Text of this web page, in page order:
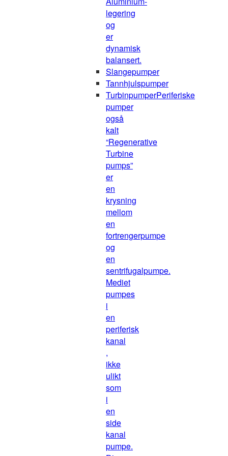
legering
og
er
dynamisk
balansert.
Slangepumper
Tannhjulspumper
TurbinpumperPeriferiske
pumper
også
kalt
“Regenerative
Turbine
pumps”
er
en
krysning
mellom
en
fortrengerpumpe
og
en
sentrifugalpumpe.
Mediet
pumpes
i
en
periferisk
kanal
,
ikke
ulikt
som
i
en
side
kanal
pumpe.